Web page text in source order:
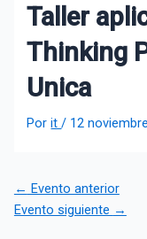
Taller
Thinking
Unica
Porit/ 12
← Evento anterior
Evento siguiente →